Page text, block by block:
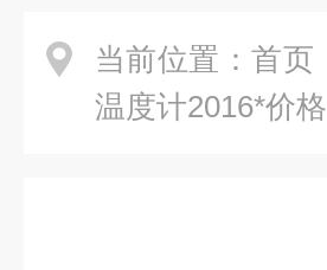
当前位置： 首页
温度计2016*价格